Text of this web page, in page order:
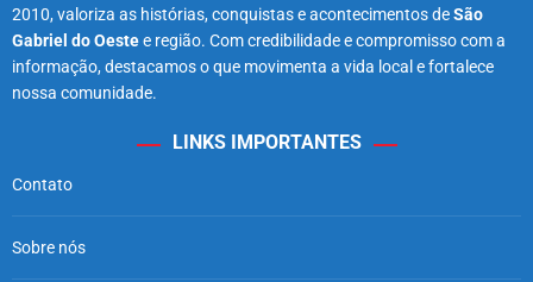
2010, valoriza as histórias, conquistas e acontecimentos deSão
Gabriel do Oestee região. Com credibilidade e compromisso com a
informação, destacamos o que movimenta a vida local e fortalece
nossa comunidade.
LINKS IMPORTANTES
Contato
Sobre nós